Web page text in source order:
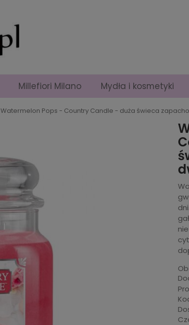
Millefiori Milano Mydła i kosmetyki
Watermelon Pops - Country Candle - duża świeca